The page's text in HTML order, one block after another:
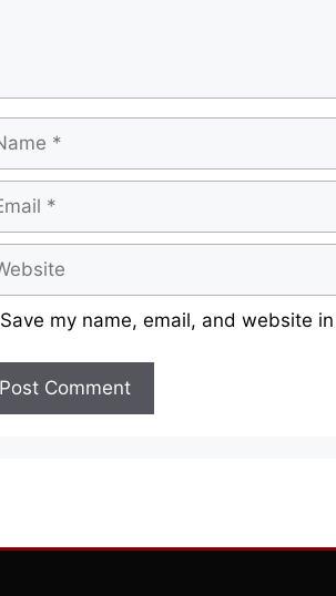
Save my name, email, and website